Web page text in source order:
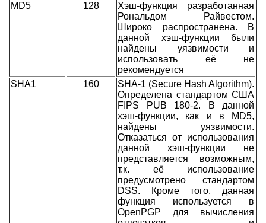
MD5 128
Хэш-функция разработанная
Рональдом Райвестом.
Широко распространена. В
данной хэш-функции были
найдены уязвимости и
использовать её не
рекомендуется
SHA1
160
SHA-1 (Secure Hash Algorithm).
Определена стандартом США
FIPS PUB 180-2. В данной
хэш-функции, как и в MD5,
найдены уязвимости.
Отказаться от использования
данной хэш-функции не
представляется возможным,
т.к. её использование
предусмотрено стандартом
DSS. Кроме того, данная
функция используется в
OpenPGP для вычисления